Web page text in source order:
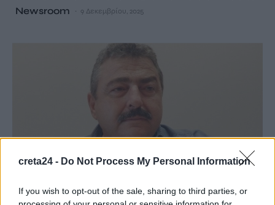
creta24 - Do Not Process My Personal Information
If you wish to opt-out of the sale, sharing to third parties, or
Newsroom 9 Δεκεμβρίου, 2025